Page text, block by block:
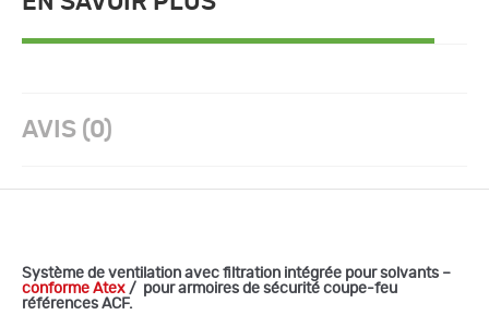
AVIS (0)
Système de ventilation avec filtration intégrée pour solvants –
conforme Atex / pour armoires de sécurité coupe-feu
références ACF.